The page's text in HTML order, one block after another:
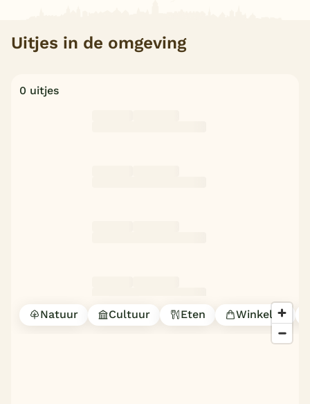
Uitjes in de omgeving
0 uitjes
Natuur Cultuur Eten Winkelen